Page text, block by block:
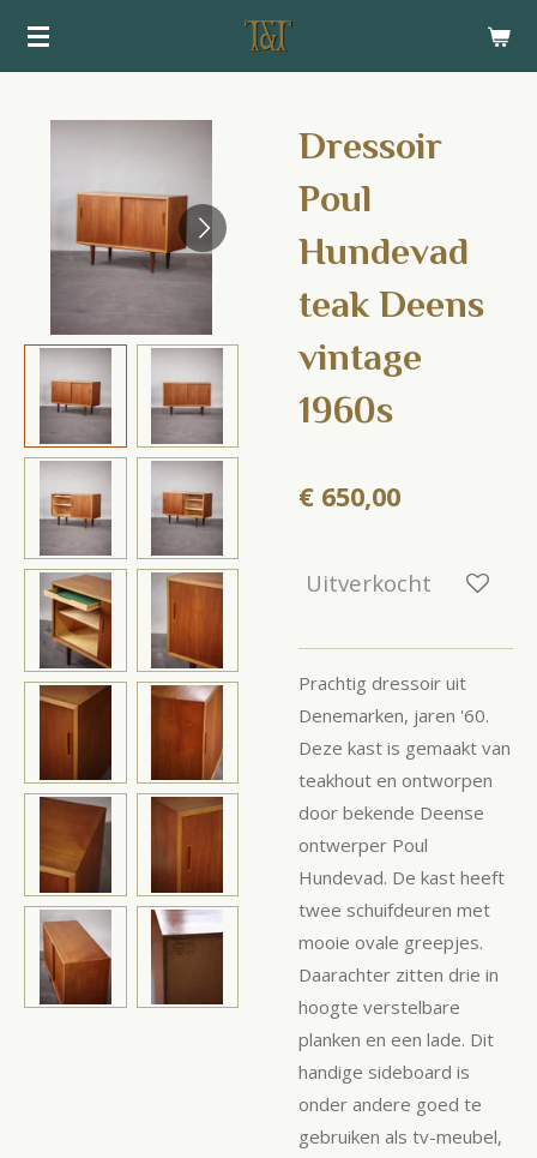
Ga
Dressoir
Poul
Hundevad
teak Deens
vintage
1960s
€ 650,00
Uitverkocht
Prachtig dressoir uit
Denemarken, jaren '60.
Deze kast is gemaakt van
teakhout en ontworpen
door bekende Deense
ontwerper Poul
Hundevad. De kast heeft
twee schuifdeuren met
mooie ovale greepjes.
Daarachter zitten drie in
hoogte verstelbare
planken en een lade. Dit
handige sideboard is
onder andere goed te
gebruiken als tv-meubel,